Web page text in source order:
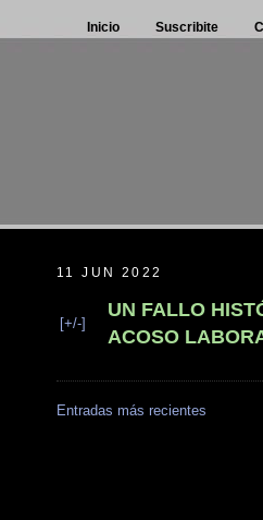
Inicio Suscribite
11 JUN 2022
[+/-]
UN FALLO
ACOSO
Entradas más recientes